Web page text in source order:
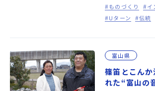
ものづくり
イ
Uターン
伝統
富山県
篠笛とこん
れた“富山の